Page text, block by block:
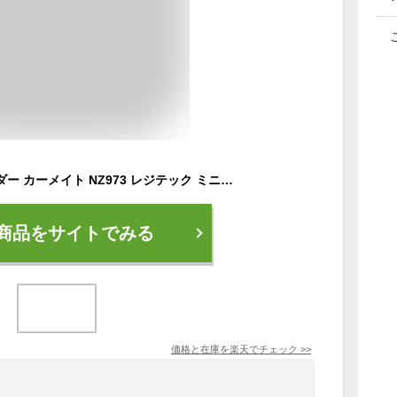
静電気除去 キーホルダー カーメイト NZ973 レジテック ミニ ピンク carmate 静電気 防止 静電気 除去 静電気除去グッズ キーホルダー (R80)
品をサイトでみる
価格と在庫を楽天でチェック >>